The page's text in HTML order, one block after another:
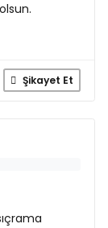
Şikayet Et